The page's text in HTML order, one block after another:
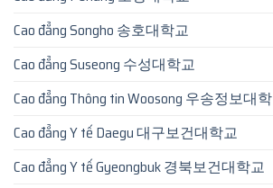
Cao đẳng Songho 송호대학교
Cao đẳng Suseong 수성대학교
Cao đẳng Thông tin Woosong 우송정보대학
Cao đẳng Y tế Daegu 대구보건대학교
Cao đẳng Y tế Gyeongbuk 경북보건대학교